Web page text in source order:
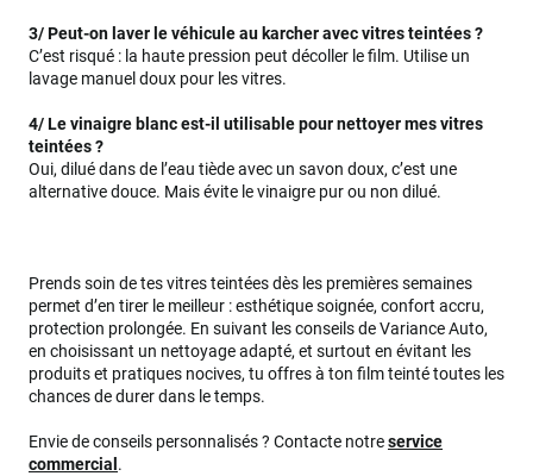
3/ Peut-on laver le véhicule au karcher avec vitres teintées ?
C’est risqué : la haute pression peut décoller le film. Utilise un
lavage manuel doux pour les vitres.
4/ Le vinaigre blanc est-il utilisable pour nettoyer mes vitres
teintées ?
Oui, dilué dans de l’eau tiède avec un savon doux, c’est une
alternative douce. Mais évite le vinaigre pur ou non dilué.
Prends soin de tes vitres teintées dès les premières semaines
permet d’en tirer le meilleur : esthétique soignée, confort accru,
protection prolongée. En suivant les conseils de Variance Auto,
en choisissant un nettoyage adapté, et surtout en évitant les
produits et pratiques nocives, tu offres à ton film teinté toutes les
chances de durer dans le temps.
Envie de conseils personnalisés ? Contacte notreservice
commercial .